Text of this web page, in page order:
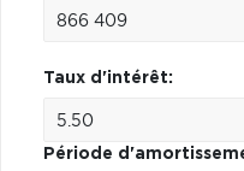
Taux d'intérêt:
Période